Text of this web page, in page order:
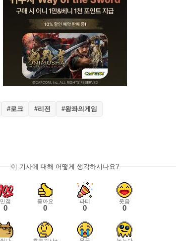
#로크 #리전 #왕좌의게임
이 기사에 대해 어떻게 생각하시나요?
만점
0
좋아요
0
파티
0
웃음
0